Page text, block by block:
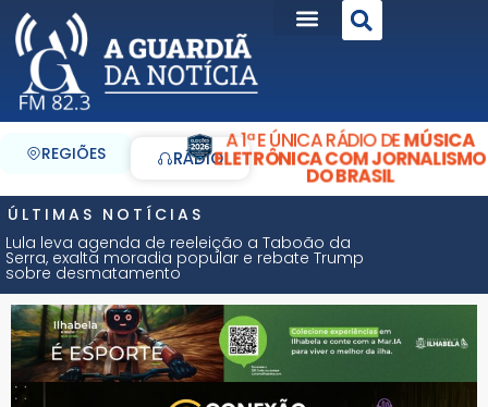
REGIÕES RÁDIO
A 1ª E ÚNICA RÁDIO DEMÚSICA
ELETRÔNICA COM JORNALISMO
DO BRASIL
ÚLTIMAS NOTÍCIAS
Lula leva agenda de reeleição a Taboão da
Serra, exalta moradia popular e rebate Trump
sobre desmatamento